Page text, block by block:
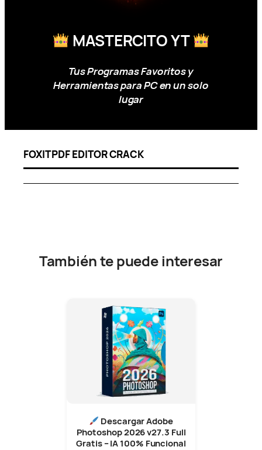
MASTERCITO YT
Tus Programas Favoritos y
Herramientas para PC en un solo
lugar
FOXIT PDF EDITOR CRACK
También te puede interesar
Descargar Adobe
Photoshop 2026 v27.3 Full
Gratis – IA 100% Funcional